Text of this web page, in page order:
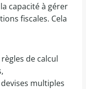
capacité à gérer
fiscales. Cela
de calcul
multiples